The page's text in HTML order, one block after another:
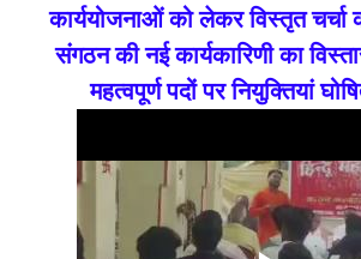
कार्ययोजनाओं को लेकर विस्तृत चर्चा
संगठन की नई कार्यकारिणी का
महत्वपूर्ण पदों पर नियुक्तियां